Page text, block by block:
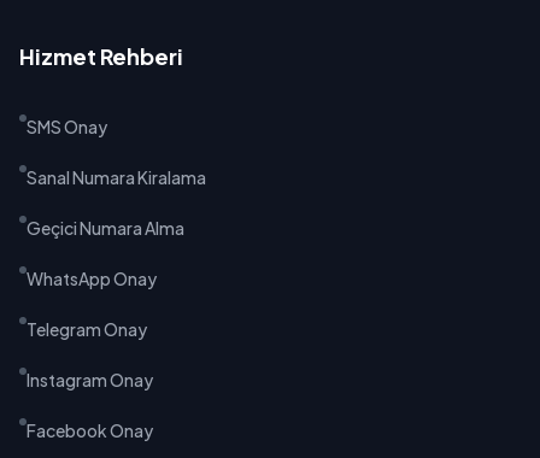
Hizmet Rehberi
SMS Onay
Sanal Numara Kiralama
Geçici Numara Alma
WhatsApp Onay
Telegram Onay
Instagram Onay
Facebook Onay